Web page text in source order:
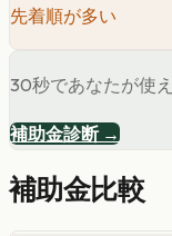
先着順が多い
30秒であなたが使
補助金診断 →
補助金比較